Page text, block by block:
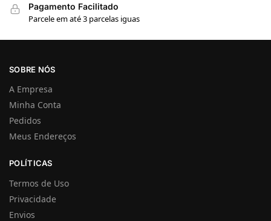
Pagamento Facilitado
Parcele em até 3 parcelas iguas
SOBRE NÓS
A Empresa
Minha Conta
Pedidos
Meus Endereços
POLÍTICAS
Termos de Uso
Privacidade
Envios